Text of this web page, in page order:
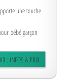
une touche
bébé garçon
: INFOS & PRIX